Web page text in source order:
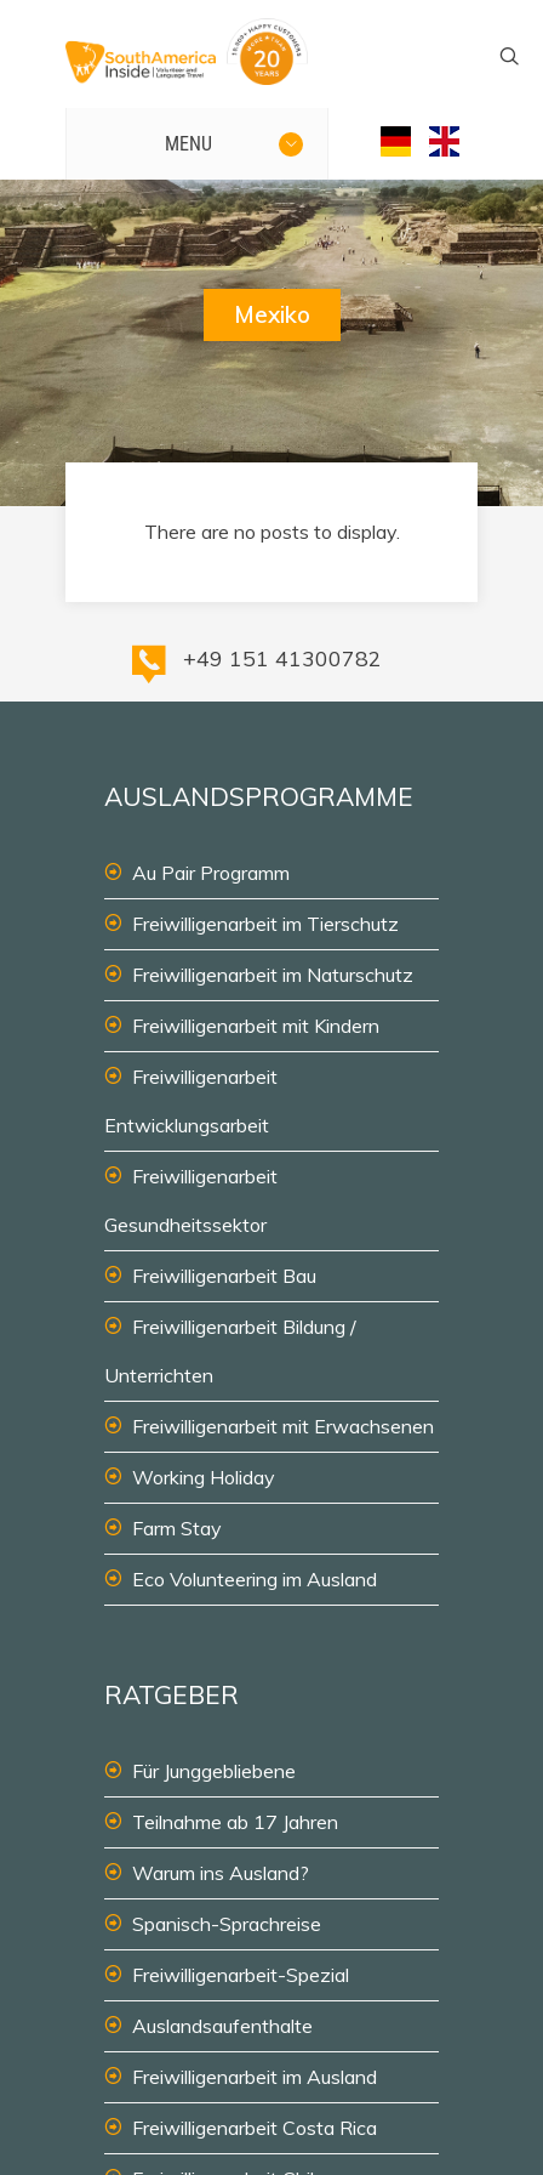
MENU
Mexiko
+49 151 41300782
AUSLANDSPROGRAMME
Au Pair Programm
Freiwilligenarbeit im Tierschutz
Freiwilligenarbeit im Naturschutz
Freiwilligenarbeit mit Kindern
Freiwilligenarbeit
Entwicklungsarbeit
Freiwilligenarbeit
Gesundheitssektor
Freiwilligenarbeit Bau
Freiwilligenarbeit Bildung /
Unterrichten
Freiwilligenarbeit mit Erwachsenen
Working Holiday
Farm Stay
Eco Volunteering im Ausland
RATGEBER
Für Junggebliebene
Teilnahme ab 17 Jahren
Warum ins Ausland?
Spanisch-Sprachreise
Freiwilligenarbeit-Spezial
Auslandsaufenthalte
Freiwilligenarbeit im Ausland
Freiwilligenarbeit Costa Rica